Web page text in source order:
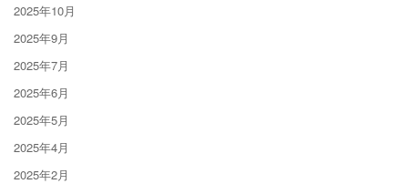
2025年10月
2025年9月
2025年7月
2025年6月
2025年5月
2025年4月
2025年2月